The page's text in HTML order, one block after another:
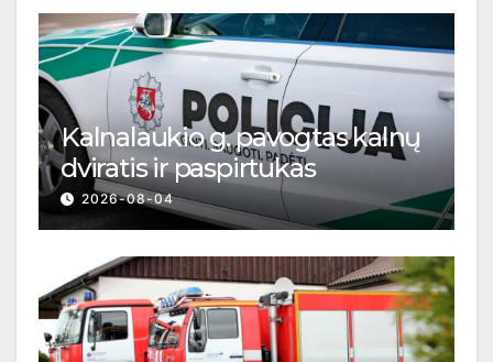
Kalnalaukio g. pavogtas kalnų
dviratis ir paspirtukas
2026-08-04